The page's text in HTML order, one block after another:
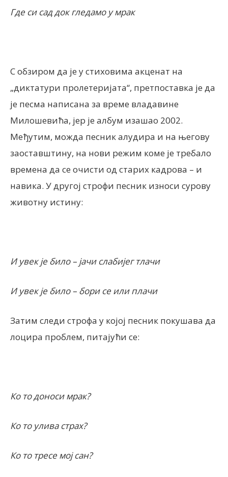
Где си сад док гледамо у мрак
С обзиром да је у стиховима акценат на
„диктатури пролетеријата“, претпоставка је да
је песма написана за време владавине
Милошевића, јер је албум изашао 2002.
Међутим, можда песник алудира и на његову
заоставштину, на нови режим коме је требало
времена да се очисти од старих кадрова – и
навика. У другој строфи песник износи сурову
животну истину:
И увек је било – јачи слабијег тлачи
И увек је било – бори се или плачи
Затим следи строфа у којој песник покушава да
лоцира проблем, питајући се:
Ко то доноси мрак?
Ко то улива страх?
Ко то тресе мој сан?